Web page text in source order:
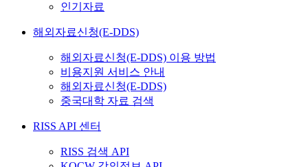
인기자료
해외자료신청(E-DDS)
해외자료신청(E-DDS) 이용 방법
비용지원 서비스 안내
해외자료신청(E-DDS)
중국대학 자료 검색
RISS API 센터
RISS 검색 API